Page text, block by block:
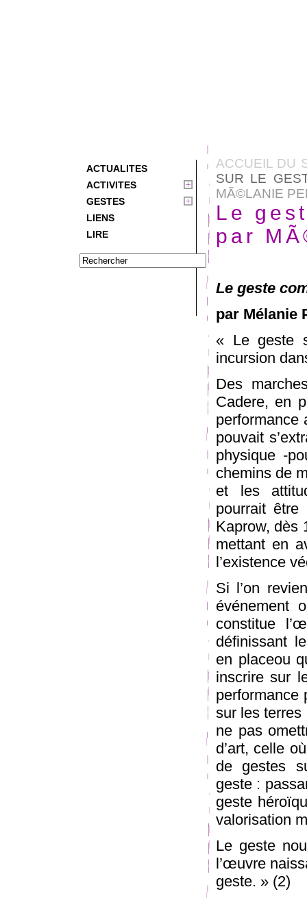
ACTUALITES
ACTIVITES
GESTES
LIENS
LIRE
ACCUEIL DU
SUR LE
MÃ©LANIE
Le
par
Le geste
par Mélanie
« Le geste
incursion
Des
Cadere, en
performance
pouvait
physique -
chemins de
et les
pourrait être
Kaprow, dès
mettant en
l’existence
Si l’on
événement
constitue
définissant
en placeou
inscrire sur
performance
sur les terres
ne pas
d’art, celle
de gestes
geste :
geste
valorisation
Le geste
l’œuvre
geste. » (2)